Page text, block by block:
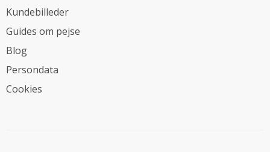
Kundebilleder
Guides om pejse
Blog
Persondata
Cookies